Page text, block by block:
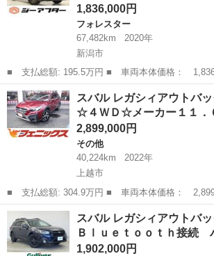
1,836,000円
フォレスター
67,482km
2020年
新潟市
■ 支払総額: 195.5万円 ■ 車両本体価格： 1,836,000 円 ■ メーカ
ー名： スバル ■ 車種名： フォレスター ■ グ
エディション 禁煙車 純正８インチナビ バッ
ＴＶ ル...
新潟 新潟市 フォレスター
スバル レガシィアウトバ
☆４ＷＤ☆メーカー１１
2,899,000円
その他
40,224km
2022年
上越市
■ 支払総額: 304.9万円 ■ 車両本体価格： 2,899,000 円 ■ メーカ
ー名： スバル ■ 車種名： レガシィアウトバ
名： リミテッドＥＸ☆４ＷＤ☆メーカー１１．
ＴＶ ☆ハ...
新潟 上越市
スバル レガシィアウトバ
Ｂｌｕｅｔｏｏｔｈ接続
1,902,000円